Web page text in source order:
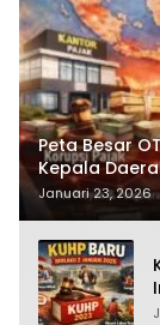
Peta Besar
Kepala
Terbongkar
Januari 23, 2026